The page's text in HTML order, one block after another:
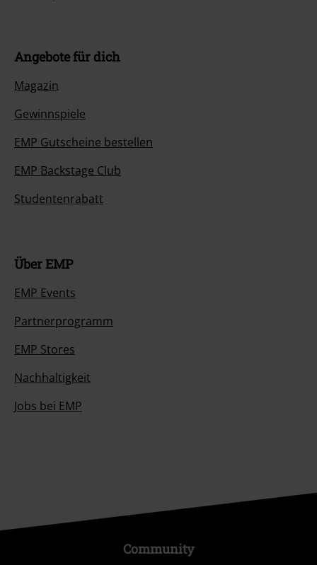
Angebote für dich
Magazin
Gewinnspiele
EMP Gutscheine bestellen
EMP Backstage Club
Studentenrabatt
Über EMP
EMP Events
Partnerprogramm
EMP Stores
Nachhaltigkeit
Jobs bei EMP
Community